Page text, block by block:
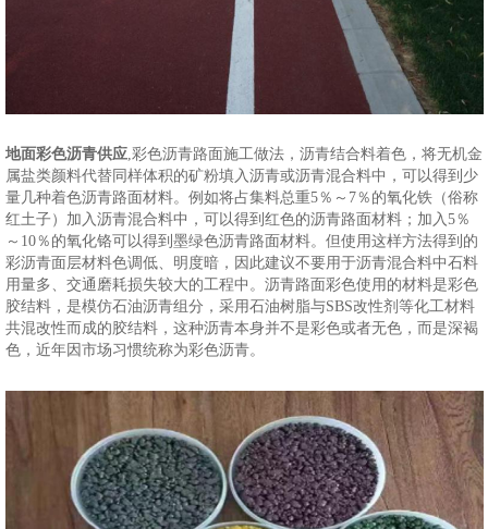
地面彩色沥青供应,彩色沥青路面施工做法，沥青结合料着色，将无机金
属盐类颜料代替同样体积的矿粉填入沥青或沥青混合料中，可以得到少
量几种着色沥青路面材料。例如将占集料总重5％～7％的氧化铁（俗称
红土子）加入沥青混合料中，可以得到红色的沥青路面材料；加入5％
～10％的氧化铬可以得到墨绿色沥青路面材料。但使用这样方法得到的
彩沥青面层材料色调低、明度暗，因此建议不要用于沥青混合料中石料
用量多、交通磨耗损失较大的工程中。沥青路面彩色使用的材料是彩色
胶结料，是模仿石油沥青组分，采用石油树脂与SBS改性剂等化工材料
共混改性而成的胶结料，这种沥青本身并不是彩色或者无色，而是深褐
色，近年因市场习惯统称为彩色沥青。